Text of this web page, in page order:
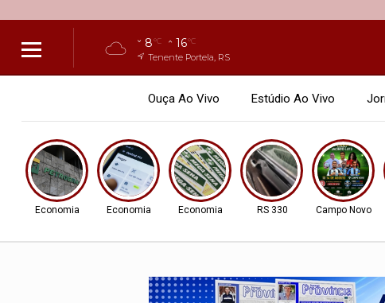
8°C 16°C
Tenente Portela, RS
Ouça Ao Vivo Estúdio Ao Vivo
Economia Economia Economia RS 330 Campo Novo